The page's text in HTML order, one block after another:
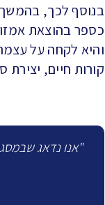
בנוסף לכך, בהמשך
כספר בהוצאת
והיא לקחה על
קורות חיים, יצירת
"אנו נדאג